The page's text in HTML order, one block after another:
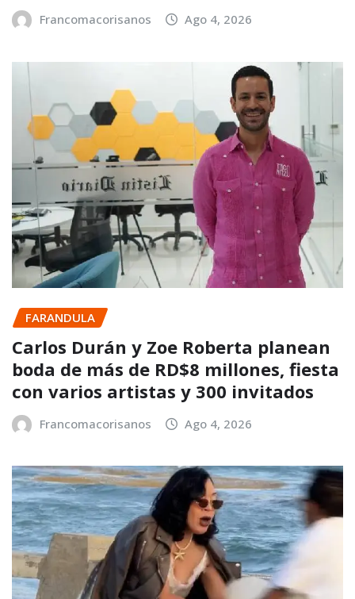
Francomacorisanos Ago 4, 2026
FARANDULA
Carlos Durán y Zoe Roberta planean
boda de más de RD$8 millones, fiesta
con varios artistas y 300 invitados
Francomacorisanos Ago 4, 2026